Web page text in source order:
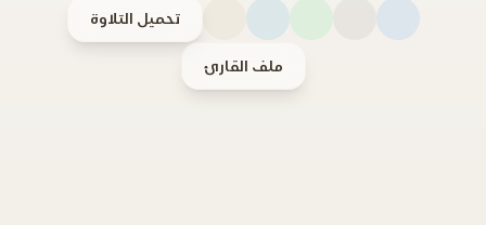
تحميل التلاوة
ملف القارئ